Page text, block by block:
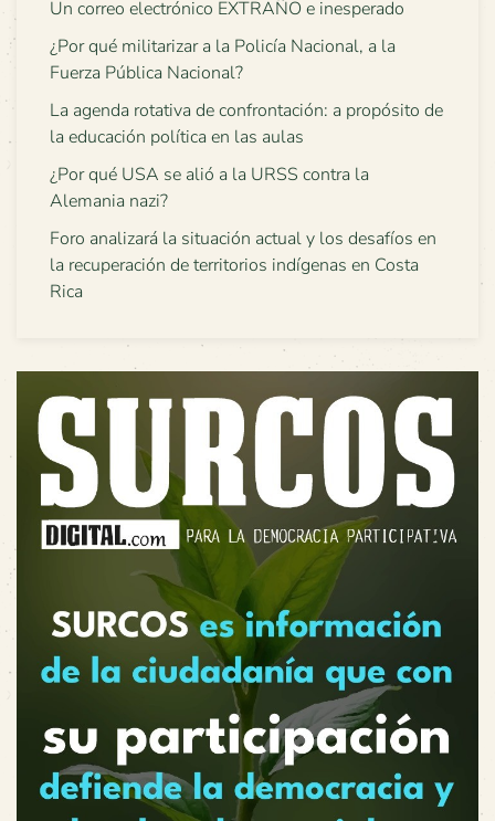
Un correo electrónico EXTRAÑO e inesperado
¿Por qué militarizar a la Policía Nacional, a la
Fuerza Pública Nacional?
La agenda rotativa de confrontación: a propósito de
la educación política en las aulas
¿Por qué USA se alió a la URSS contra la
Alemania nazi?
Foro analizará la situación actual y los desafíos en
la recuperación de territorios indígenas en Costa
Rica